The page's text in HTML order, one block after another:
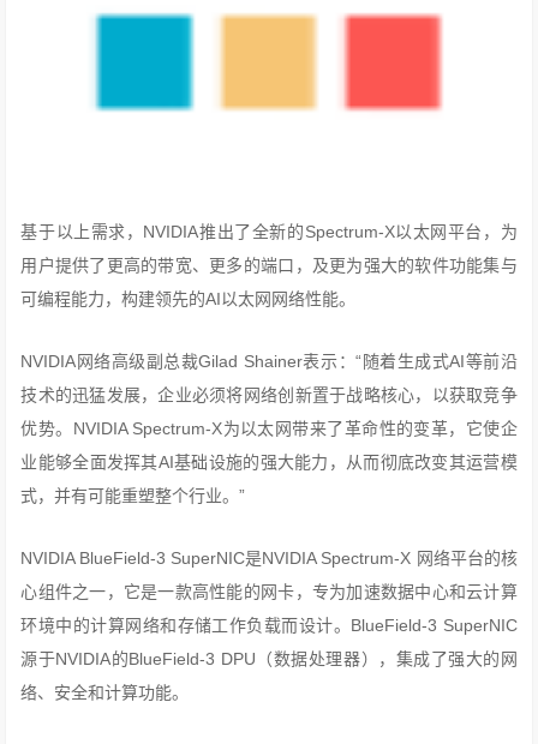
基于以上需求，NVIDIA推出了全新的Spectrum-X以太网平台，为
用户提供了更高的带宽、更多的端口，及更为强大的软件功能集与
可编程能力，构建领先的AI以太网网络性能。
NVIDIA网络高级副总裁Gilad Shainer表示：“随着生成式AI等前沿
技术的迅猛发展，企业必须将网络创新置于战略核心，以获取竞争
优势。NVIDIA Spectrum-X为以太网带来了革命性的变革，它使企
业能够全面发挥其AI基础设施的强大能力，从而彻底改变其运营模
式，并有可能重塑整个行业。”
NVIDIA BlueField-3 SuperNIC是NVIDIA Spectrum-X 网络平台的核
心组件之一，它是一款高性能的网卡，专为加速数据中心和云计算
环境中的计算网络和存储工作负载而设计。BlueField-3 SuperNIC
源于NVIDIA的BlueField-3 DPU（数据处理器），集成了强大的网
络、安全和计算功能。